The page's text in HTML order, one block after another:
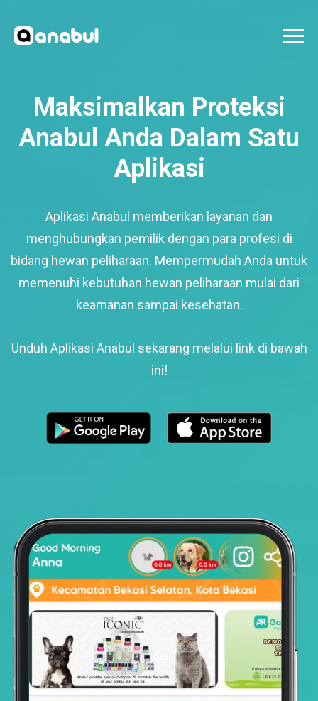
Maksimalkan Proteksi
Anabul Anda Dalam Satu
Aplikasi
Aplikasi Anabul memberikan layanan dan
menghubungkan pemilik dengan para profesi di
bidang hewan peliharaan. Mempermudah Anda untuk
memenuhi kebutuhan hewan peliharaan mulai dari
keamanan sampai kesehatan.
Unduh Aplikasi Anabul sekarang melalui link di bawah
ini!